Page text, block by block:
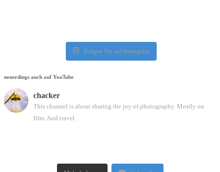
Folgen Sie auf Instagram
neuerdings auch auf YouTube
chacker
This channel is about sharing the joy of photography. Mostly on
film. And travel.